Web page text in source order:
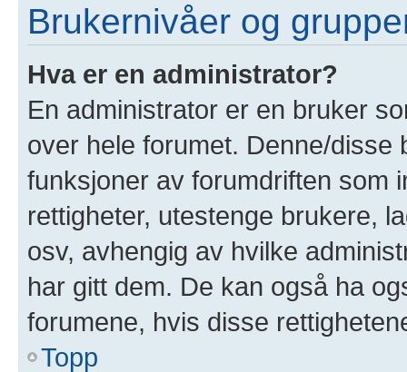
Brukernivåer og
Hva er en administrator?
En administrator er en bruker
over hele forumet. Denne/
funksjoner av forumdriften som
rettigheter, utestenge brukere,
osv, avhengig av hvilke
har gitt dem. De kan også ha
forumene, hvis disse
Topp